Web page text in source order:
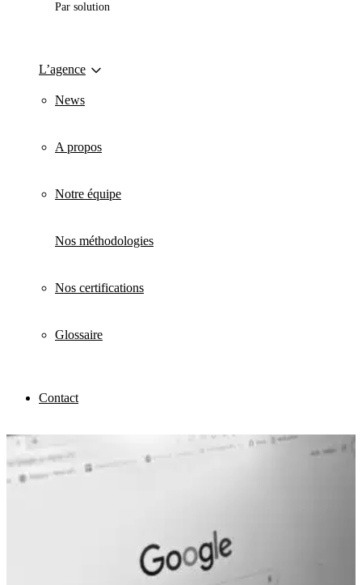
Par solution
L’agence
News
A propos
Notre équipe
Nos méthodologies
Nos certifications
Glossaire
Contact